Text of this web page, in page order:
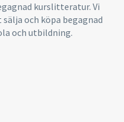
kurslitteratur. Vi
och köpa begagnad
och utbildning.